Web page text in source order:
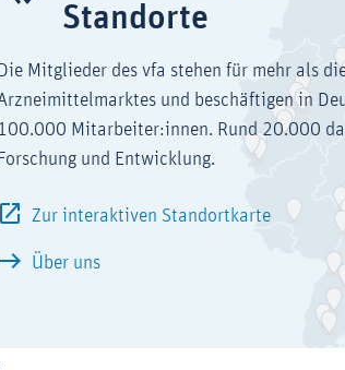
Standorte
Die Mitglieder des vfa stehen für mehr als
und beschäftigen in
100.000 Mitarbeiter:innen. Rund 20.000
Forschung und Entwicklung.
Zur interaktiven Standortkarte
Über uns